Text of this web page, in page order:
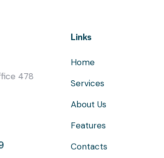
478
Links
Home
Services
About Us
Features
Contacts